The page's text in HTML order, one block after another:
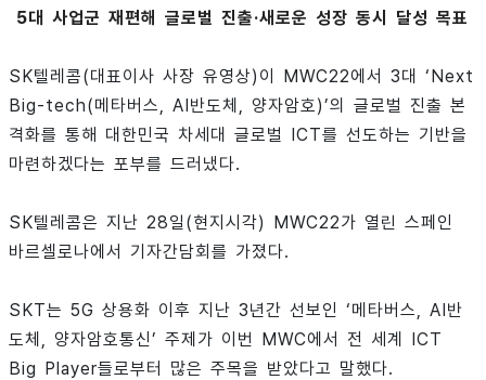
5대 사업군 재편해 글로벌 진출·새로운 성장 동시 달성 목표
SK텔레콤(대표이사 사장 유영상)이 MWC22에서 3대 ‘Next
Big-tech(메타버스, AI반도체, 양자암호)’의 글로벌 진출 본
격화를 통해 대한민국 차세대 글로벌 ICT를 선도하는 기반을
마련하겠다는 포부를 드러냈다.
SK텔레콤은 지난 28일(현지시각) MWC22가 열린 스페인
바르셀로나에서 기자간담회를 가졌다.
SKT는 5G 상용화 이후 지난 3년간 선보인 ‘메타버스, AI반
도체, 양자암호통신’ 주제가 이번 MWC에서 전 세계 ICT
Big Player들로부터 많은 주목을 받았다고 말했다.